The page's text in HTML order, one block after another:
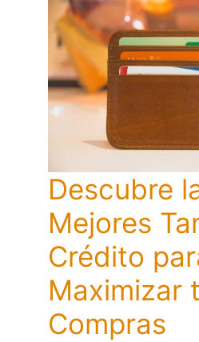
Descubre
Mejores
Crédito
Maximizar
Compras